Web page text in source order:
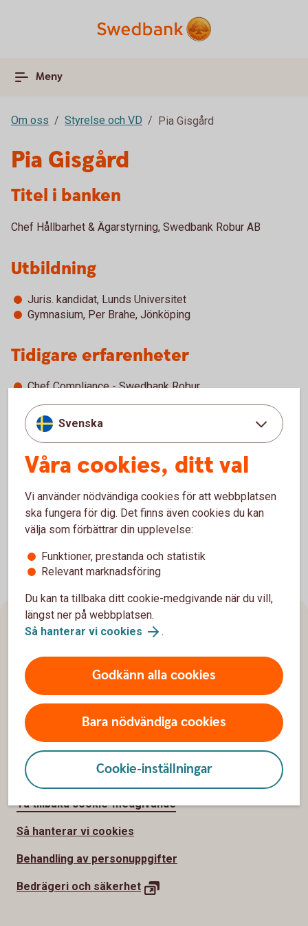
Meny
Om oss Styrelse och VD Pia Gisgård
Pia Gisgård
Titel i banken
Chef Hållbarhet & Ägarstyrning, Swedbank Robur AB
Utbildning
Juris. kandidat, Lunds Universitet
Gymnasium, Per Brahe, Jönköping
Tidigare erfarenheter
Chef Compliance - Swedbank Robur
Senior Compliance Officer - SEB Investment
Management
Chef Group Compliance – East Capital
Head of Legal - East Capital Private Equity
Advokat - Gernandt & Danielsson Advokatbyrå
Ledamot i Sveriges Advokatsamfund
Tingsnotarie – Stockholms tingsrätt
Svenska
Våra cookies, ditt val
Vi använder nödvändiga cookies för att webbplatsen
ska fungera för dig. Det finns även cookies du kan
välja som förbättrar din upplevelse:
Funktioner, prestanda och statistik
Relevant marknadsföring
Du kan ta tillbaka ditt cookie-medgivande när du vill,
längst ner på webbplatsen.
Så hanterar vi cookies
.
Godkänn alla cookies
Bara nödvändiga cookies
Cookie-inställningar
Sidfot
Kundservice
Kontakta oss
Om du inte är nöjd
Swedbank-koncernen
Säkerhet och integritet
Ta tillbaka cookie-medgivande
Så hanterar vi cookies
Behandling av personuppgifter
Bedrägeri och säkerhet